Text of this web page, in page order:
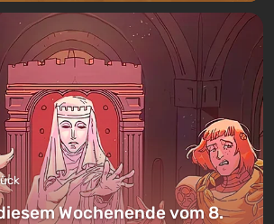
Wochenende vom 8.